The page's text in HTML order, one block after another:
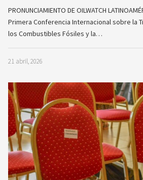
PRONUNCIAMIENTO DE OILWATCH
Primera Conferencia Internacional sobre la
los Combustibles Fósiles y la…
21 abril, 2026